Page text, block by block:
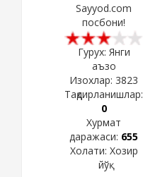
Sayyod.com
посбони!
Гурух: Янги
аъзо
Изохлар: 3823
Тақдирланишлар:
0
Хурмат
даражаси: 655
Холати: Хозир
йўқ